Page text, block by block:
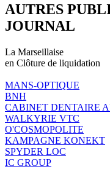
AUTRES
JOURNAL
La Marseillaise
en Clôture de liquidation
MANS-OPTIQUE
BNH
CABINET DENTAIRE
WALKYRIE VTC
O'COSMOPOLITE
KAMPAGNE KONEKT
SPYDER LOC
IC GROUP